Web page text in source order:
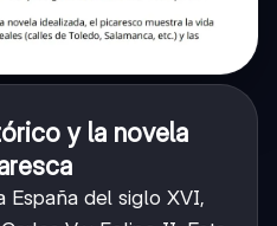
y la novela
España del siglo XVI,